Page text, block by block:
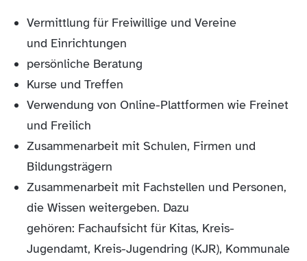
Vermittlung für Freiwillige und Vereine
und Einrichtungen
persönliche Beratung
Kurse und Treffen
Verwendung von Online-Plattformen wie Freinet
und Freilich
Zusammenarbeit mit Schulen, Firmen und
Bildungsträgern
Zusammenarbeit mit Fachstellen und Personen,
die Wissen weitergeben. Dazu
gehören: Fachaufsicht für Kitas, Kreis-
Jugendamt, Kreis-Jugendring (KJR), Kommunale